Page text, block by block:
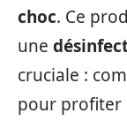
choc. Ce
une
cruciale :
pour profiter